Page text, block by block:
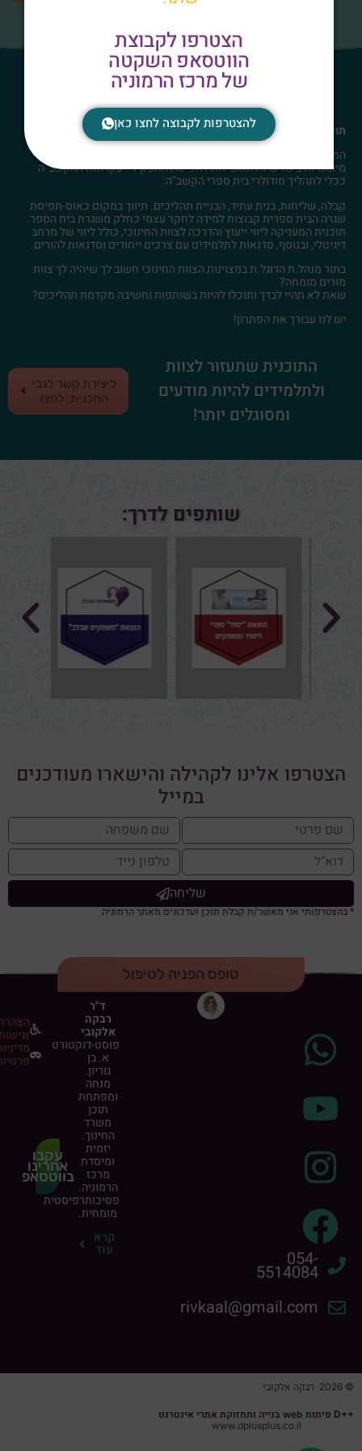
פדגוגיה בהקשב"ה
תוכנית פדגוגיה בהקשב"ה מס' 29599
המורה מומחה בתחומו ויש לחבר אותו למניע האישי ויכולותיו. מהן
מיומנויות בינאישיות המובילות לתפיסת התפקיד? עקרונות ההקשב"ה
ככלי לתהליך מודולרי בית ספרי הקשב"ה:
קבלה, שליחות, בנית עתיד, הבניית תהליכים. תיווך במקום כאוס-תפיסת
שגרה הבית ספרית קבוצות למידה לחקר עצמי כחלק משגרת בית הספר.
תוכנית המעניקה ליווי ייעוץ והדרכה לצוות החינוכי, כולל ליווי של מרחב
דיגיטלי, ובנוסף, סדנאות לתלמידים עם צרכים ייחודים וסדנאות להורים.
בתור מנהל.ת הדוגל.ת במצוינות הצוות החינוכי חשוב לך שיהיה לך צוות
מורים מומחה?
שאת לא תהיי לבדך ותוכלו להיות בשותפות וחשיבה מקדמת תהליכים?
יש לנו עבורך את הפתרון!
התוכנית שתעזור לצוות
ולתלמידים להיות מודעים
ומסוגלים יותר!
ליצירת קשר לגבי
התכנית, לחצו
שותפים לדרך:
הצטרפו אלינו לקהילה והישארו מעודכנים
במייל
שליחה
* בהצטרפותי אני מאשר/ת קבלת תוכן ועדכונים מאתר הרמוניה
טופס הפניה לטיפול
ד"ר
רבקה
אלקובי
פוסט-דוקטורט
א. בן
גוריון.
מנחה
ומפתחת
תוכן
משרד
החינוך.
יזמית
ומיסדת
מרכז
הרמוניה.
פסיכותרפיסטית
מומחית.
קרא
עוד 054-
5514084
rivkaal@gmail.com
עקבו
אחרינו
בווטסאפ
הצהרת
נגישות
מדיניות
פרטיות
© 2026 רבקה אלקובי
D++פיתוח web בנייה ותחזוקת אתרי אינטרנט
www.dplusplus.co.il
הצטרפו לקבוצת
הווטסאפ השקטה
של מרכז הרמוניה
להצטרפות לקבוצה לחצו כאן